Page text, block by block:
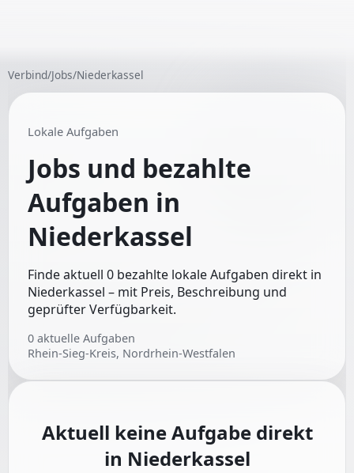
Verbind/Jobs/Niederkassel
Lokale Aufgaben
Jobs und bezahlte
Aufgaben in
Niederkassel
Finde aktuell 0 bezahlte lokale Aufgaben direkt in
Niederkassel – mit Preis, Beschreibung und
geprüfter Verfügbarkeit.
0 aktuelle Aufgaben
Rhein-Sieg-Kreis, Nordrhein-Westfalen
Aktuell keine Aufgabe direkt
in Niederkassel